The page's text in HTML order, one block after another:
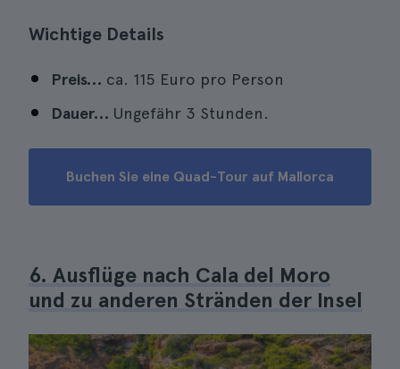
Wichtige Details
Preis… ca. 115 Euro pro Person
Dauer… Ungefähr 3 Stunden.
Buchen Sie eine Quad-Tour auf Mallorca
6. Ausflüge nach Cala del Moro
und zu anderen Stränden der Insel